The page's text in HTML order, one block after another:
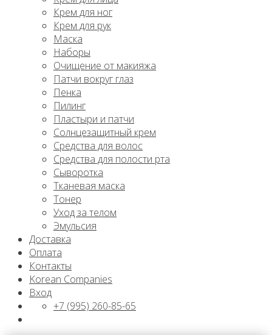
Крем для ног
Крем для рук
Маска
Наборы
Очищение от макияжа
Патчи вокруг глаз
Пенка
Пилинг
Пластыри и патчи
Солнцезащитный крем
Средства для волос
Средства для полости рта
Сыворотка
Тканевая маска
Тонер
Уход за телом
Эмульсия
Доставка
Оплата
Контакты
Korean Companies
Вход
+7 (995) 260-85-65